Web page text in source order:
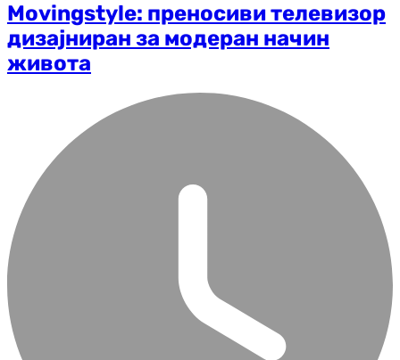
Movingstyle: преносиви телевизор
дизајниран за модеран начин
живота